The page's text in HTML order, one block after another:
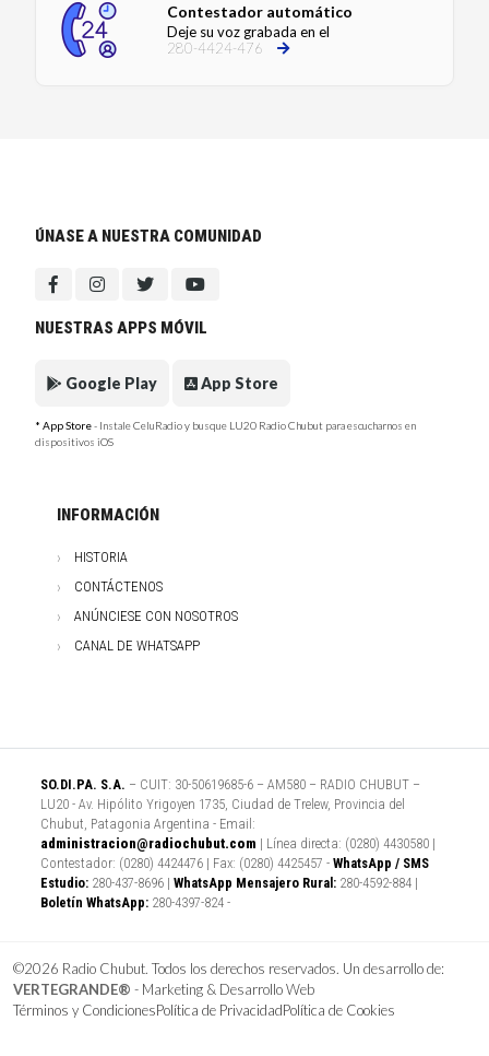
Contestador automático
Deje su voz grabada en el
280-4424-476
ÚNASE A NUESTRA COMUNIDAD
NUESTRAS APPS MÓVIL
Google Play App Store
* App Store- Instale CeluRadio y busque LU20 Radio Chubut para escucharnos en
dispositivos iOS
INFORMACIÓN
HISTORIA
CONTÁCTENOS
ANÚNCIESE CON NOSOTROS
CANAL DE WHATSAPP
SO.DI.PA. S.A. – CUIT: 30-50619685-6 – AM580 – RADIO CHUBUT –
LU20 - Av. Hipólito Yrigoyen 1735, Ciudad de Trelew, Provincia del
Chubut, Patagonia Argentina - Email:
administracion@radiochubut.com | Línea directa: (0280) 4430580 |
Contestador: (0280) 4424476 | Fax: (0280) 4425457 - WhatsApp / SMS
Estudio: 280-437-8696 | WhatsApp Mensajero Rural: 280-4592-884 |
Boletín WhatsApp: 280-4397-824 -
©2026 Radio Chubut. Todos los derechos reservados. Un desarrollo de:
VERTEGRANDE® - Marketing & Desarrollo Web
Términos y CondicionesPolítica de PrivacidadPolítica de Cookies